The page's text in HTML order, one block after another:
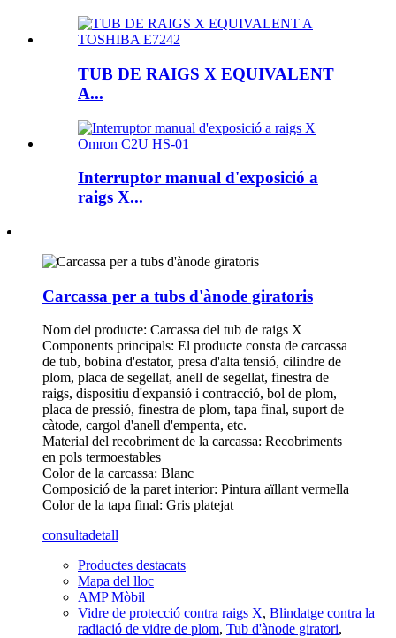
TUB DE RAIGS X EQUIVALENT
A...
Interruptor manual d'exposició a
raigs X...
Carcassa per a tubs d'ànode giratoris
Nom del producte: Carcassa del tub de raigs X
Components principals: El producte consta de carcassa
de tub, bobina d'estator, presa d'alta tensió, cilindre de
plom, placa de segellat, anell de segellat, finestra de
raigs, dispositiu d'expansió i contracció, bol de plom,
placa de pressió, finestra de plom, tapa final, suport de
càtode, cargol d'anell d'empenta, etc.
Material del recobriment de la carcassa: Recobriments
en pols termoestables
Color de la carcassa: Blanc
Composició de la paret interior: Pintura aïllant vermella
Color de la tapa final: Gris platejat
consultadetall
Productes destacats
Mapa del lloc
AMP Mòbil
Vidre de protecció contra raigs X, Blindatge contra la
radiació de vidre de plom, Tub d'ànode giratori,